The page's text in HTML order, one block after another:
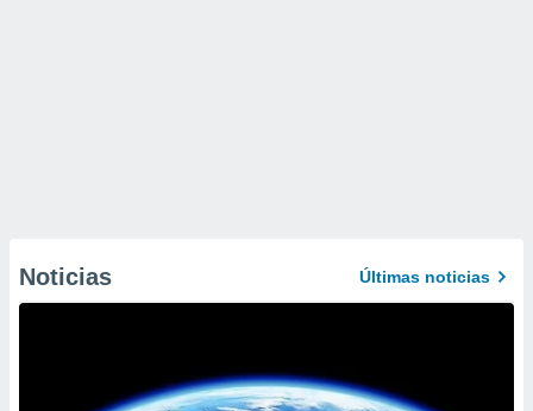
Noticias Últimas noticias